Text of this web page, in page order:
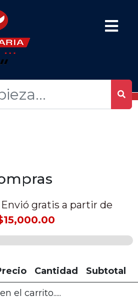
Envió gratis a partir de
Cantidad
Subtotal
el carrito.....